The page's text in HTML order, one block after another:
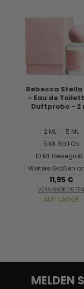
Rebecca Stella
- Eau de
Duftprobe - 2
2 ML
5 ML
5 ML Roll On
10 ML
Weitere Größen
11,95 €
VERSANDKOSTEN
AUF LAGER
MELDEN